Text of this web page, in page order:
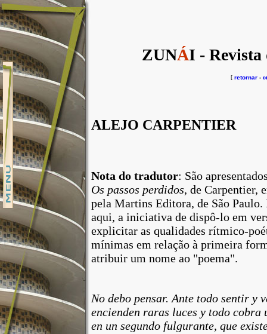
ZUNÁI - Revista
[ retornar -
ALEJO CARPENTIER
Nota do tradutor: São
Os passos perdidos, de Carpentier,
pela Martins Editora, de São
aqui, a iniciativa de dispô-lo em
explicitar as qualidades rítmico-
mínimas em relação à primeira
atribuir um nome ao "poema".
No debo pensar. Ante todo sentir y
encienden raras luces y todo cobra
en un segundo fulgurante, que